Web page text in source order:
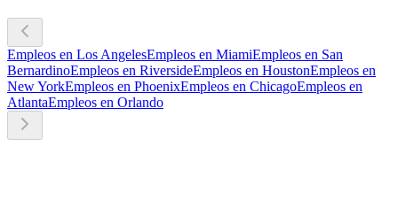
Empleos en Los AngelesEmpleos en MiamiEmpleos en San
BernardinoEmpleos en RiversideEmpleos en HoustonEmpleos en
New YorkEmpleos en PhoenixEmpleos en ChicagoEmpleos en
AtlantaEmpleos en Orlando